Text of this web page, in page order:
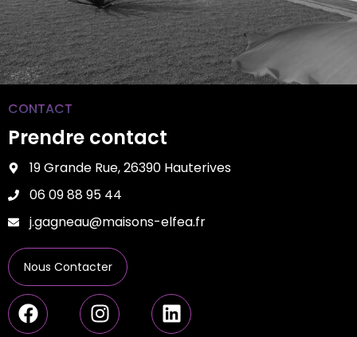
CONTACT
Prendre contact
19 Grande Rue, 26390 Hauterives
06 09 88 95 44
j.gagneau@maisons-elfea.fr
Nous Contacter